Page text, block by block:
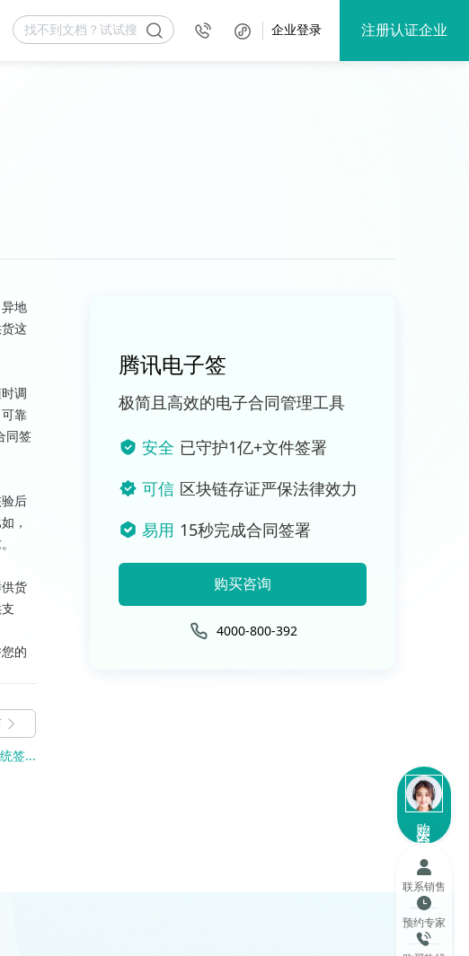
企业登录 注册认证企业
地
这
调
靠
同签
后
，
货
的
签...
腾讯电子签
极简且高效的电子合同管理工具
安全 已守护1亿+文件签署
可信 区块链存证严保法律效力
易用 15秒完成合同签署
购买咨询
4000-800-392
购买咨询
联系销售
预约专家